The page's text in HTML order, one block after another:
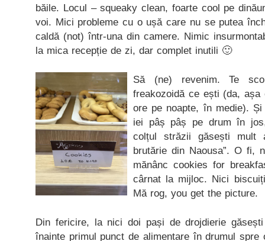
băile. Locul – squeaky clean, foarte cool pe
voi. Mici probleme cu o ușă care nu se putea
caldă (not) într-una din camere. Nimic
la mica recepție de zi, dar complet inutili 🙂
Să (ne) revenim. Te
freakozoidă ce ești (da,
ore pe noapte, în medie).
iei pâș pâș pe drum în
colțul străzii găsești mult
brutărie din Naousa”. O fi,
mănânc cookies for
cârnat la mijloc. Nici
Mă rog, you get the picture.
Din fericire, la nici doi pași de drojdierie
înainte primul punct de alimentare în drumul spre